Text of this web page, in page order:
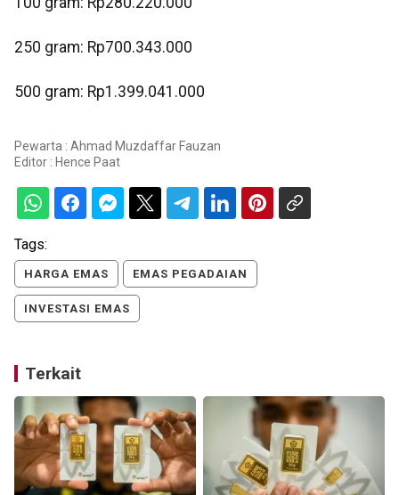
250 gram: Rp700.343.000
‎500 gram: Rp1.399.041.000
Pewarta : Ahmad Muzdaffar Fauzan
Editor : Hence Paat
Tags:
HARGA EMAS EMAS PEGADAIAN
INVESTASI EMAS
Terkait